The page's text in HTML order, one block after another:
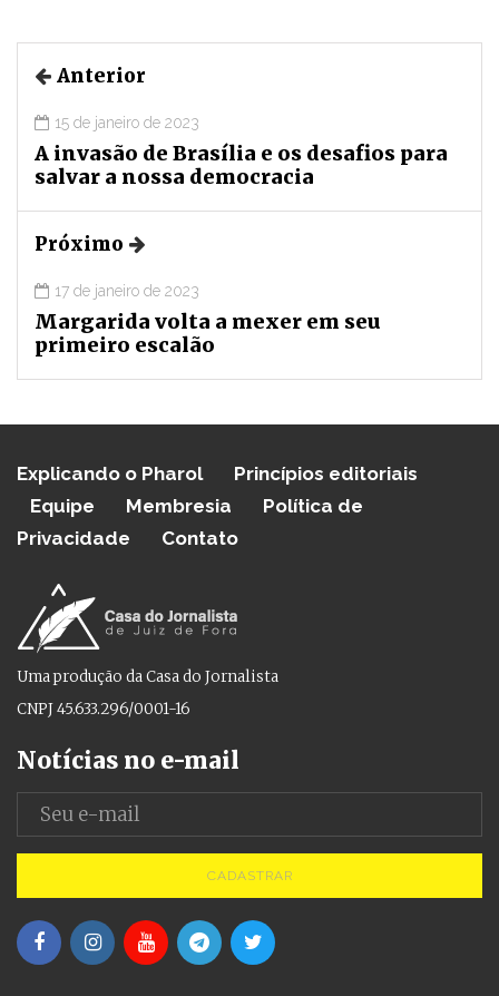
Anterior
15 de janeiro de 2023
A invasão de Brasília e os desafios para
salvar a nossa democracia
Próximo
17 de janeiro de 2023
Margarida volta a mexer em seu
primeiro escalão
Explicando o Pharol
Princípios editoriais
Equipe
Membresia
Política de
Privacidade
Contato
Uma produção da Casa do Jornalista
CNPJ 45.633.296/0001-16
Notícias no e-mail
CADASTRAR